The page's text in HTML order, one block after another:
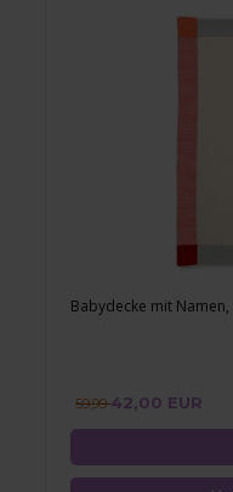
Babydecke mit
59,9942,00 EUR